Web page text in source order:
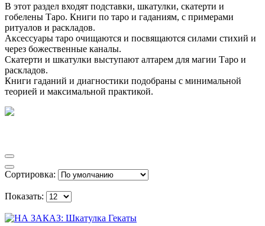
В этот раздел входят подставки, шкатулки, скатерти и
гобелены Таро. Книги по таро и гаданиям, с примерами
ритуалов и раскладов.
Аксессуары таро очищаются и посвящаются силами стихий и
через божественные каналы.
Скатерти и шкатулки выступают алтарем для магии Таро и
раскладов.
Книги гаданий и диагностики подобраны с минимальной
теорией и максимальной практикой.
Сортировка:
Показать: